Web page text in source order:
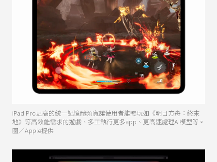
iPad Pro更高的統一記憶體頻寬讓使用者能暢玩如《明日方舟：終末
地》等高效能需求的遊戲、多工執行更多app、更高速處理AI模型等。
圖／Apple提供